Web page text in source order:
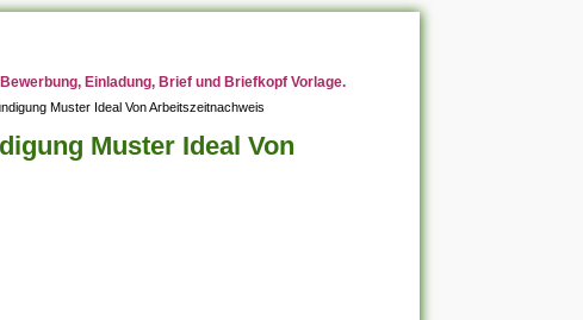
Einladung, Brief und Briefkopf Vorlage.
Muster Ideal Von Arbeitszeitnachweis
Muster Ideal Von